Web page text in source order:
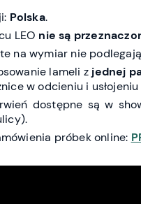
Polska.
LEO nie są
na wymiar nie
lameli z jednej
w odcieniu i
dostępne są w
próbek online: